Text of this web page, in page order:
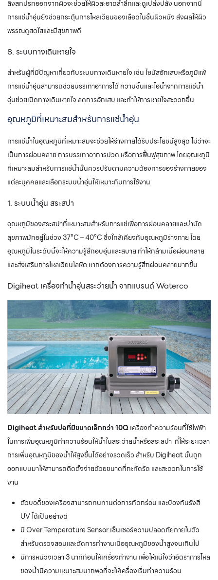
สิ่งสกปรกออกจากผิวจะช่วยให้ผิวสะอาดล้ำลึกและดูเปล่งปลั่ง นอกจากนี้
การแช่น้ำอุ่นยังช่วยกระตุ้นการไหลเวียนของเลือดในชั้นผิวหนัง ส่งผลให้ผิว
พรรณดูสดใสและมีสุขภาพดี
8. ระบบทางเดินหายใจ
สำหรับผู้ที่มีปัญหาเกี่ยวกับระบบทางเดินหายใจ เช่น ไซนัสอักเสบหรือภูมิแพ้
การแช่น้ำอุ่นสามารถช่วยบรรเทาอาการได้ ความชื้นและไอน้ำจากการแช่น้ำ
อุ่นช่วยเปิดทางเดินหายใจ ลดการอักเสบ และทำให้การหายใจสะดวกขึ้น
อุณหภูมิที่เหมาะสมสำหรับการแช่น้ำอุ่น
การแช่น้ำในอุณหภูมิที่เหมาะสมจะช่วยให้ร่างกายได้รับประโยชน์สูงสุด ไม่ว่าจะ
เป็นการผ่อนคลาย การบรรเทาอาการปวด หรือการฟื้นฟูสุขภาพ โดยอุณหภูมิ
ที่เหมาะสมสำหรับการแช่น้ำนั้นควรปรับตามความต้องการของร่างกายของ
แต่ละบุคคลและเลือกระบบน้ำอุ่นให้เหมาะกับการใช้งาน
1. ระบบน้ำอุ่น สระสปา
อุณหภูมิของสระสปาที่เหมาะสมสำหรับการแช่เพื่อการผ่อนคลายและบำบัด
สุขภาพมักอยู่ในช่วง 37°C – 40°C ซึ่งใกล้เคียงกับอุณหภูมิร่างกาย โดย
อุณหภูมิในระดับนี้จะให้ความรู้สึกอบอุ่นและสบาย ทำให้กล้ามเนื้อผ่อนคลาย
และส่งเสริมการไหลเวียนโลหิต หากต้องการความรู้สึกผ่อนคลายมากขึ้น
Digiheat เครื่องทำน้ำอุ่นสระว่ายน้ำ จากแบรนด์ Waterco
Digiheat สำหรับบ่อที่มีขนาดเล็กกว่า 10Qเครื่องทำความร้อนที่ใช้ไฟฟ้า
ในการเพิ่มอุณหภูมิทำความร้อนให้น้ำในสระว่ายน้ำหรือสระสปา ที่ให้ระยะเวลา
การเพิ่มอุณหภูมิของน้ำให้สูงขึ้นได้อย่างรวดเร็ว สำหรับ Digiheat นั้นถูก
ออกแบบมาให้สามารถติดตั้งง่ายด้วยขนาดที่กะทัดรัด และสะดวกในการใช้
งาน
ตัวบอดี้ของเครื่องสามารถทนทานต่อการกัดกร่อน และป้องกันรังสี
UV ได้เป็นอย่างดี
มี Over Temperature Sensor เซ็นเซอร์ความปลอดภัยภายในตัว
สำหรับตรวจสอบและตัดการทำงานเมื่ออุณหภูมิของน้ำสูงจนเกินไป
มีการหน่วงเวลา 3 นาทีก่อนให้เครื่องทำงาน เพื่อให้แน่ใจว่าอัตราการไหล
ของน้ำมีความเหมาะสมมากพอที่จะให้เครื่องเริ่มทำความร้อน